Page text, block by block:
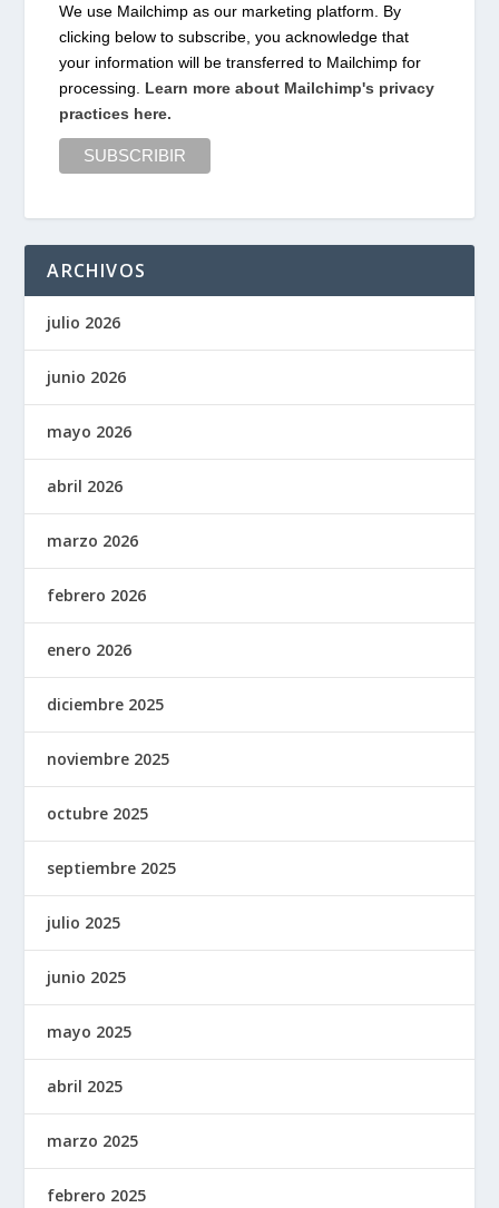
We use Mailchimp as our marketing platform. By
clicking below to subscribe, you acknowledge that
your information will be transferred to Mailchimp for
processing. Learn more about Mailchimp's privacy
practices here.
ARCHIVOS
julio 2026
junio 2026
mayo 2026
abril 2026
marzo 2026
febrero 2026
enero 2026
diciembre 2025
noviembre 2025
octubre 2025
septiembre 2025
julio 2025
junio 2025
mayo 2025
abril 2025
marzo 2025
febrero 2025